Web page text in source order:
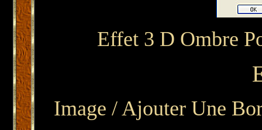
Effet 3 D Ombre
Image / Ajouter Une